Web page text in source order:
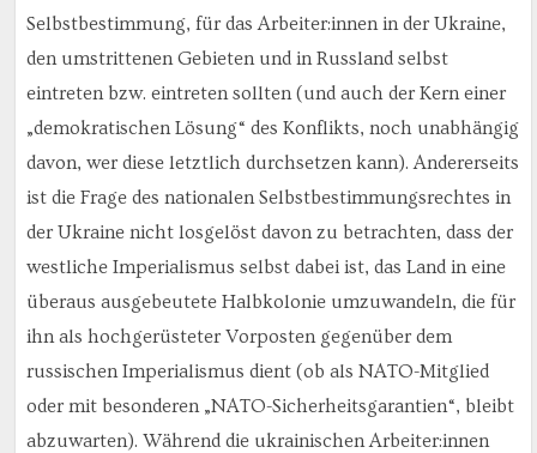
Selbstbestimmung, für das Arbeiter:innen in der Ukraine,
den umstrittenen Gebieten und in Russland selbst
eintreten bzw. eintreten sollten (und auch der Kern einer
„demokratischen Lösung“ des Konflikts, noch unabhängig
davon, wer diese letztlich durchsetzen kann). Andererseits
ist die Frage des nationalen Selbstbestimmungsrechtes in
der Ukraine nicht losgelöst davon zu betrachten, dass der
westliche Imperialismus selbst dabei ist, das Land in eine
überaus ausgebeutete Halbkolonie umzuwandeln, die für
ihn als hochgerüsteter Vorposten gegenüber dem
russischen Imperialismus dient (ob als NATO-Mitglied
oder mit besonderen „NATO-Sicherheitsgarantien“, bleibt
abzuwarten). Während die ukrainischen Arbeiter:innen